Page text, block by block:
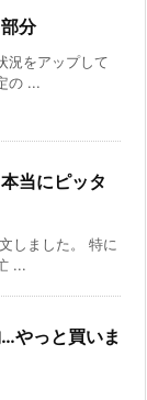
分
況をアップして
の ...
当にピッタ
しました。 特に
...
やっと買いま